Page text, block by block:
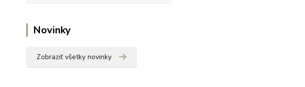
Novinky
Zobraziť všetky novinky